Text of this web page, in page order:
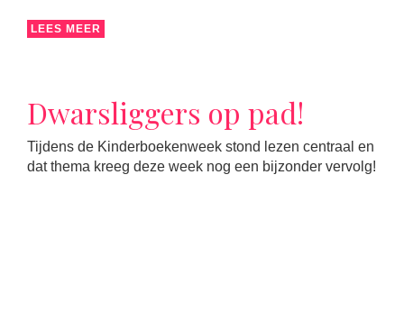
LEES MEER
Dwarsliggers op pad!
Tijdens de Kinderboekenweek stond lezen centraal en
dat thema kreeg deze week nog een bijzonder vervolg!